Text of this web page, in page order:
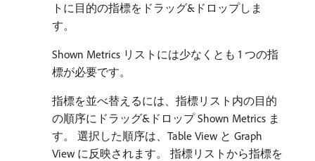
トに目的の指標をドラッグ&ドロップしま
す。
Shown Metrics リストには少なくとも 1 つの指
標が必要です。
指標を並べ替えるには、指標リスト内の目的
の順序にドラッグ&ドロップ Shown Metrics ま
す。 選択した順序は、Table View と Graph
View に反映されます。 指標リストから指標を